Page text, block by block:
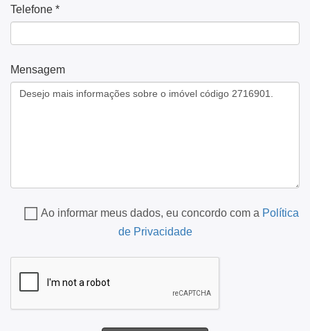
Telefone *
Mensagem
Ao informar meus dados, eu concordo com a Política
de Privacidade